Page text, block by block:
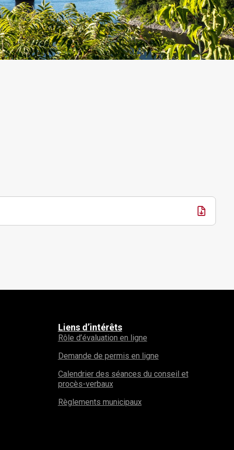
Liens d’intérêts
Rôle d’évaluation en ligne
Demande de permis en ligne
Calendrier des séances du conseil et
procès-verbaux
Règlements municipaux